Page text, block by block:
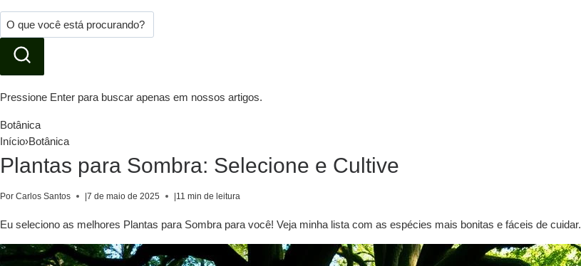
Pressione Enter para buscar apenas em nossos artigos.
Botânica
Início›Botânica
Plantas para Sombra: Selecione e Cultive
Por Carlos Santos |7 de maio de 2025 |11 min de leitura
Eu seleciono as melhores Plantas para Sombra para você! Veja minha lista com as espécies mais bonitas e fáceis de cuidar.